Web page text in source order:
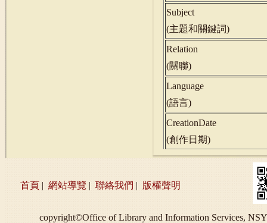
Subject
(主題和關鍵詞)
Relation
(關聯)
Language
(語言)
CreationDate
(創作日期)
首頁 | 網站導覽 | 聯絡我們 | 版權聲明
copyright©Office of Library and Information Services,